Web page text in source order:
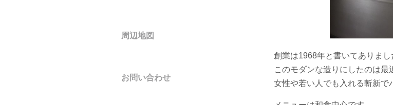
創業は1968年と書いてありま
このモダンな造りにしたのは最
女性や若い人でも入れる斬新で
周辺地図
お問い合わせ